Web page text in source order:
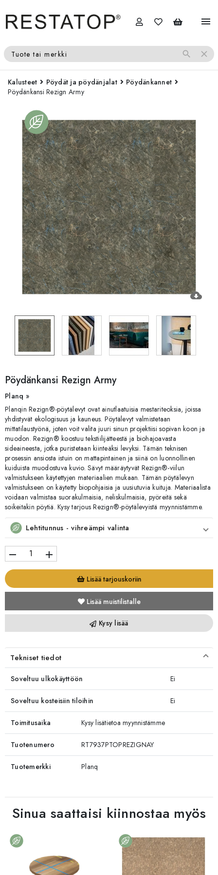
menu
Tuote tai merkki search close
Kalusteet Pöydät ja pöydänjalat
Pöydänkannet
Pöydänkansi Rezign Army
cloud_download
Pöydänkansi Rezign Army
Planq »
Planqin Rezign®-pöytälevyt ovat ainutlaatuisia mestariteoksia, joissa
yhdistyvät ekologisuus ja kauneus. Pöytälevyt valmistetaan
mittatilaustyönä, joten voit valita juuri sinun projektiisi sopivan koon ja
muodon. Rezign® koostuu tekstiilijätteestä ja biohajoavasta
sideaineesta, jotka puristetaan kiinteäksi levyksi. Tämän teknisen
prosessin ansiosta istuin on mattapintainen ja siinä on luonnollinen
kuiduista muodostuva kuvio. Sävyt määräytyvät Rezign®-viilun
valmistukseen käytettyjen materiaalien mukaan. Tämän pöytälevyn
valmistukseen on käytetty biopohjaisia ja uusiutuvia kuituja. Materiaalista
voidaan valmistaa suorakulmaisia, neliskulmaisia, pyöreitä sekä
soikeitakin pöytiä. Kysy tarjous Rezign®-pöytälevyistä myynnistämme.
Lehtitunnus - vihreämpi valinta
remove add
Lisää tarjouskoriin
Lisää muistilistalle
Kysy lisää
Tekniset tiedot
Soveltuu ulkokäyttöön Ei
Soveltuu kosteisiin tiloihin Ei
Toimitusaika Kysy lisätietoa myynnistämme
Tuotenumero RT7937PTOPREZIGNAY
Tuotemerkki Planq
Sinua saattaisi kiinnostaa myös